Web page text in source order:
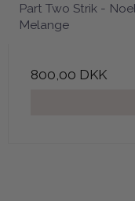
Part Two Strik -
Melange
800,00 DKK